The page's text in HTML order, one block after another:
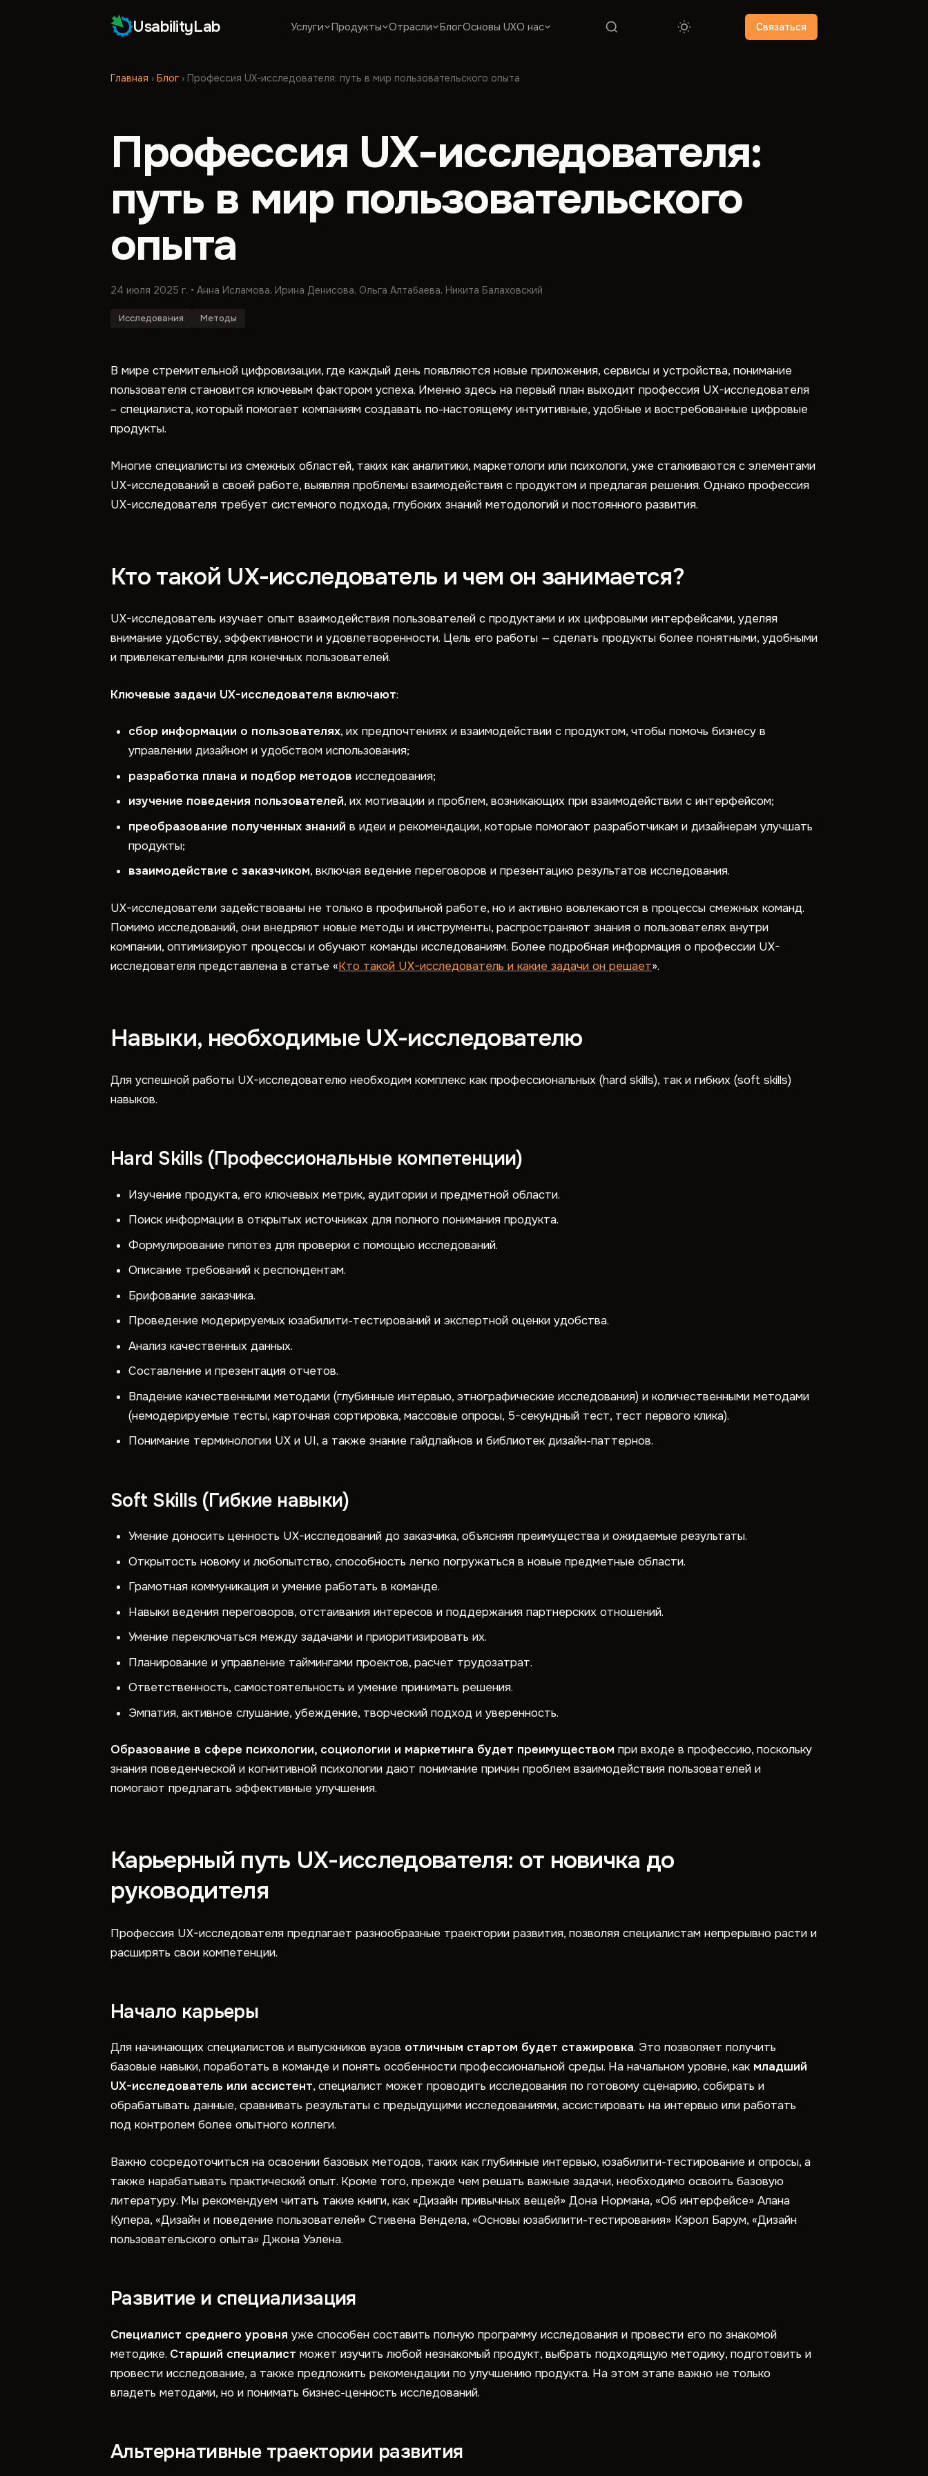
UsabilityLab Услуги Продукты Отрасли БлогОсновы UXО нас Связаться
Главная › Блог › Профессия UX-исследователя: путь в мир пользовательского опыта
Профессия UX-исследователя:
путь в мир пользовательского
опыта
24 июля 2025 г. • Анна Исламова, Ирина Денисова, Ольга Алтабаева, Никита Балаховский
Исследования Методы
В мире стремительной цифровизации, где каждый день появляются новые приложения, сервисы и устройства, понимание
пользователя становится ключевым фактором успеха. Именно здесь на первый план выходит профессия UX-исследователя
– специалиста, который помогает компаниям создавать по-настоящему интуитивные, удобные и востребованные цифровые
продукты.
Многие специалисты из смежных областей, таких как аналитики, маркетологи или психологи, уже сталкиваются с элементами
UX-исследований в своей работе, выявляя проблемы взаимодействия с продуктом и предлагая решения. Однако профессия
UX-исследователя требует системного подхода, глубоких знаний методологий и постоянного развития.
Кто такой UX-исследователь и чем он занимается?
UX-исследователь изучает опыт взаимодействия пользователей с продуктами и их цифровыми интерфейсами, уделяя
внимание удобству, эффективности и удовлетворенности. Цель его работы — сделать продукты более понятными, удобными
и привлекательными для конечных пользователей.
Ключевые задачи UX-исследователя включают:
сбор информации о пользователях, их предпочтениях и взаимодействии с продуктом, чтобы помочь бизнесу в
управлении дизайном и удобством использования;
разработка плана и подбор методов исследования;
изучение поведения пользователей, их мотивации и проблем, возникающих при взаимодействии с интерфейсом;
преобразование полученных знаний в идеи и рекомендации, которые помогают разработчикам и дизайнерам улучшать
продукты;
взаимодействие с заказчиком, включая ведение переговоров и презентацию результатов исследования.
UX-исследователи задействованы не только в профильной работе, но и активно вовлекаются в процессы смежных команд.
Помимо исследований, они внедряют новые методы и инструменты, распространяют знания о пользователях внутри
компании, оптимизируют процессы и обучают команды исследованиям. Более подробная информация о профессии UX-
исследователя представлена в статье «Кто такой UX-исследователь и какие задачи он решает».
Навыки, необходимые UX-исследователю
Для успешной работы UX-исследователю необходим комплекс как профессиональных (hard skills), так и гибких (soft skills)
навыков.
Hard Skills (Профессиональные компетенции)
Изучение продукта, его ключевых метрик, аудитории и предметной области.
Поиск информации в открытых источниках для полного понимания продукта.
Формулирование гипотез для проверки с помощью исследований.
Описание требований к респондентам.
Брифование заказчика.
Проведение модерируемых юзабилити-тестирований и экспертной оценки удобства.
Анализ качественных данных.
Составление и презентация отчетов.
Владение качественными методами (глубинные интервью, этнографические исследования) и количественными методами
(немодерируемые тесты, карточная сортировка, массовые опросы, 5-секундный тест, тест первого клика).
Понимание терминологии UX и UI, а также знание гайдлайнов и библиотек дизайн-паттернов.
Soft Skills (Гибкие навыки)
Умение доносить ценность UX-исследований до заказчика, объясняя преимущества и ожидаемые результаты.
Открытость новому и любопытство, способность легко погружаться в новые предметные области.
Грамотная коммуникация и умение работать в команде.
Навыки ведения переговоров, отстаивания интересов и поддержания партнерских отношений.
Умение переключаться между задачами и приоритизировать их.
Планирование и управление таймингами проектов, расчет трудозатрат.
Ответственность, самостоятельность и умение принимать решения.
Эмпатия, активное слушание, убеждение, творческий подход и уверенность.
Образование в сфере психологии, социологии и маркетинга будет преимуществом при входе в профессию, поскольку
знания поведенческой и когнитивной психологии дают понимание причин проблем взаимодействия пользователей и
помогают предлагать эффективные улучшения.
Карьерный путь UX-исследователя: от новичка до
руководителя
Профессия UX-исследователя предлагает разнообразные траектории развития, позволяя специалистам непрерывно расти и
расширять свои компетенции.
Начало карьеры
Для начинающих специалистов и выпускников вузов отличным стартом будет стажировка. Это позволяет получить
базовые навыки, поработать в команде и понять особенности профессиональной среды. На начальном уровне, как младший
UX-исследователь или ассистент, специалист может проводить исследования по готовому сценарию, собирать и
обрабатывать данные, сравнивать результаты с предыдущими исследованиями, ассистировать на интервью или работать
под контролем более опытного коллеги.
Важно сосредоточиться на освоении базовых методов, таких как глубинные интервью, юзабилити-тестирование и опросы, а
также нарабатывать практический опыт. Кроме того, прежде чем решать важные задачи, необходимо освоить базовую
литературу. Мы рекомендуем читать такие книги, как «Дизайн привычных вещей» Дона Нормана, «Об интерфейсе» Алана
Купера, «Дизайн и поведение пользователей» Стивена Вендела, «Основы юзабилити-тестирования» Кэрол Барум, «Дизайн
пользовательского опыта» Джона Уэлена.
Развитие и специализация
Специалист среднего уровня уже способен составить полную программу исследования и провести его по знакомой
методике. Старший специалист может изучить любой незнакомый продукт, выбрать подходящую методику, подготовить и
провести исследование, а также предложить рекомендации по улучшению продукта. На этом этапе важно не только
владеть методами, но и понимать бизнес-ценность исследований.
Альтернативные траектории развития